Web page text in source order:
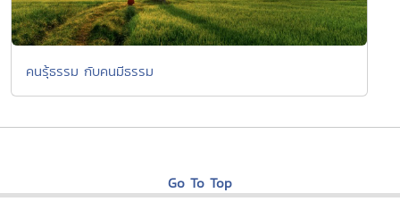
คนรุ้ธรรม กับคนมีธรรม
Go To Top